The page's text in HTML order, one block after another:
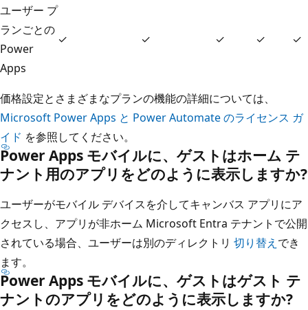
ユーザー プ
ランごとの
Power
Apps
✓ ✓ ✓ ✓ ✓
価格設定とさまざまなプランの機能の詳細については、
Microsoft Power Apps と Power Automate のライセンス ガ
イド を参照してください。
Power Apps モバイルに、ゲストはホーム テ
ナント用のアプリをどのように表示しますか?
ユーザーがモバイル デバイスを介してキャンバス アプリにア
クセスし、アプリが非ホーム Microsoft Entra テナントで公開
されている場合、ユーザーは別のディレクトリ 切り替え でき
ます。
Power Apps モバイルに、ゲストはゲスト テ
ナントのアプリをどのように表示しますか?